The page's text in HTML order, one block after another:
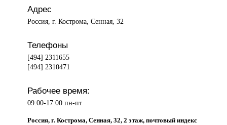
Адрес
Россия, г. Кострома, Сенная, 32
Телефоны
[494] 2311655
[494] 2310471
Рабочее время:
09:00-17:00 пн-пт
Россия, г. Кострома, Сенная, 32, 2 этаж, почтовый индекс